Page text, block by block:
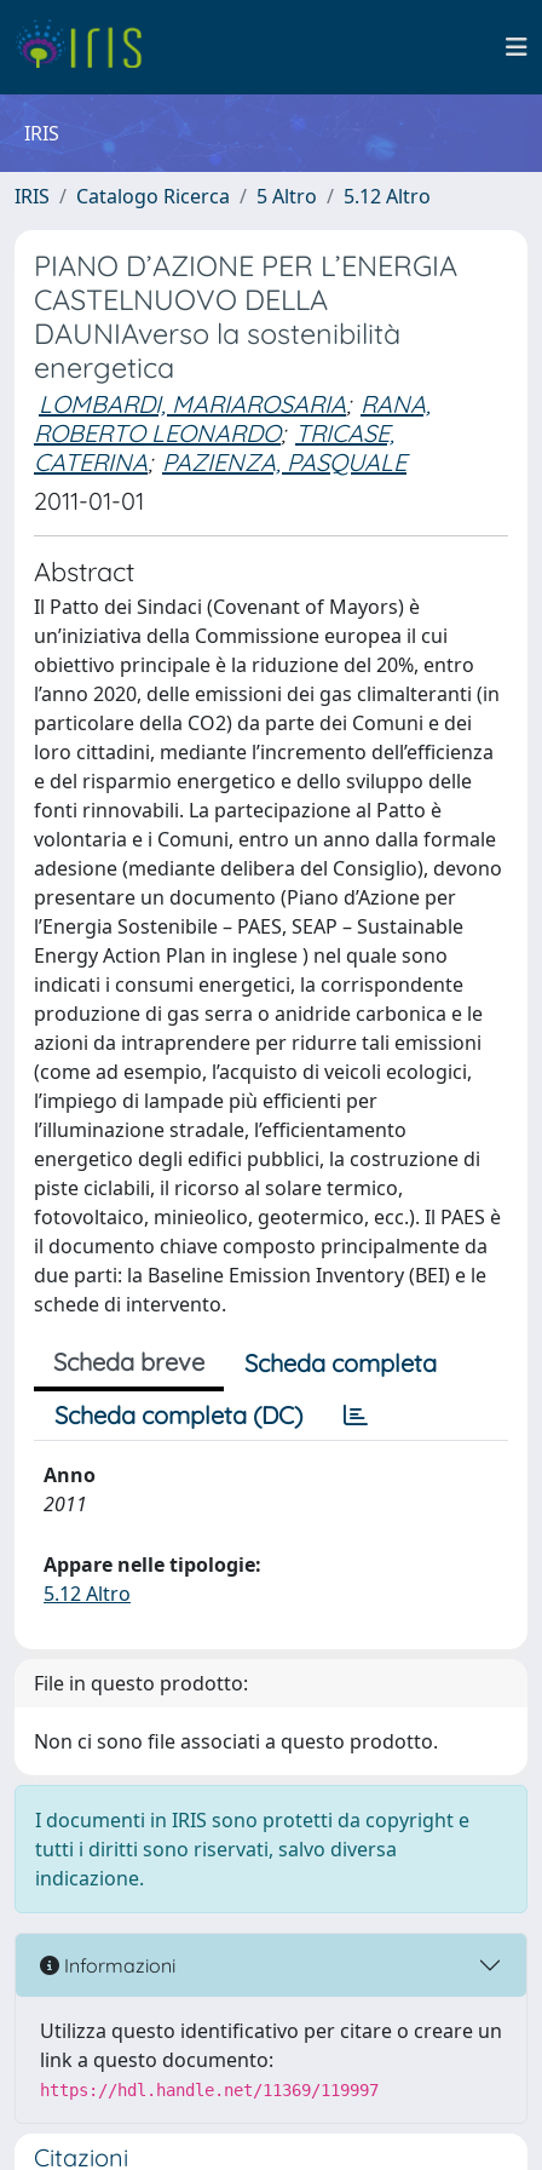
IRIS
IRIS Catalogo Ricerca 5 Altro 5.12 Altro
PIANO D’AZIONE PER L’ENERGIA
CASTELNUOVO DELLA
DAUNIAverso la sostenibilità
energetica
LOMBARDI, MARIAROSARIA; RANA,
ROBERTO LEONARDO; TRICASE,
CATERINA; PAZIENZA, PASQUALE
2011-01-01
Abstract
Il Patto dei Sindaci (Covenant of Mayors) è
un’iniziativa della Commissione europea il cui
obiettivo principale è la riduzione del 20%, entro
l’anno 2020, delle emissioni dei gas climalteranti (in
particolare della CO2) da parte dei Comuni e dei
loro cittadini, mediante l’incremento dell’efficienza
e del risparmio energetico e dello sviluppo delle
fonti rinnovabili. La partecipazione al Patto è
volontaria e i Comuni, entro un anno dalla formale
adesione (mediante delibera del Consiglio), devono
presentare un documento (Piano d’Azione per
l’Energia Sostenibile – PAES, SEAP – Sustainable
Energy Action Plan in inglese ) nel quale sono
indicati i consumi energetici, la corrispondente
produzione di gas serra o anidride carbonica e le
azioni da intraprendere per ridurre tali emissioni
(come ad esempio, l’acquisto di veicoli ecologici,
l’impiego di lampade più efficienti per
l’illuminazione stradale, l’efficientamento
energetico degli edifici pubblici, la costruzione di
piste ciclabili, il ricorso al solare termico,
fotovoltaico, minieolico, geotermico, ecc.). Il PAES è
il documento chiave composto principalmente da
due parti: la Baseline Emission Inventory (BEI) e le
schede di intervento.
Scheda breve
Scheda completa
Scheda completa (DC)
Anno
2011
Appare nelle tipologie:
5.12 Altro
File in questo prodotto:
Non ci sono file associati a questo prodotto.
I documenti in IRIS sono protetti da copyright e
tutti i diritti sono riservati, salvo diversa
indicazione.
Informazioni
Utilizza questo identificativo per citare o creare un
link a questo documento:
https://hdl.handle.net/11369/119997
Citazioni